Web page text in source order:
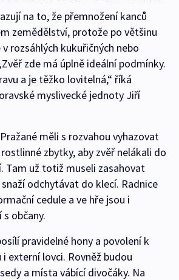
na to, že přemnožení kanců
zemědělství, protože po většinu
rozsáhlých kukuřičných nebo
zde má úplně ideální podmínky.
a je těžko lovitelná,“ říká
myslivecké jednoty Jiří
měli s rozvahou vyhazovat
zbytky, aby zvěř nelákali do
Tam už totiž museli zasahovat
odchytávat do klecí. Radnice
cedule a ve hře jsou i
občany.
pravidelné hony a povolení k
externí lovci. Rovněž budou
a místa vábící divočáky. Na